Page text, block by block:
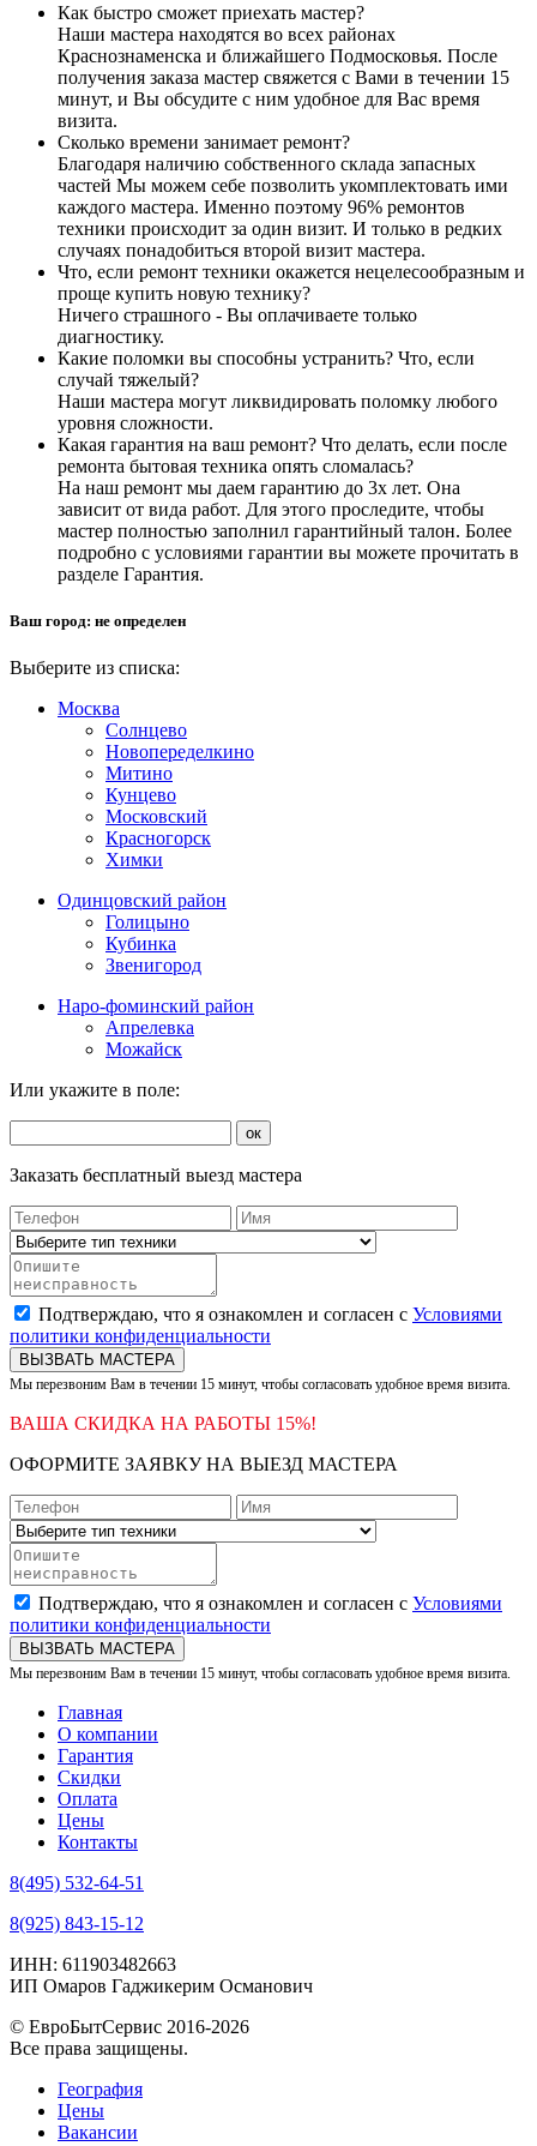
Как быстро сможет приехать мастер?
Наши мастера находятся во всех районах
Краснознаменска и ближайшего Подмосковья. После
получения заказа мастер свяжется с Вами в течении 15
минут, и Вы обсудите с ним удобное для Вас время
визита.
Сколько времени занимает ремонт?
Благодаря наличию собственного склада запасных
частей Мы можем себе позволить укомплектовать ими
каждого мастера. Именно поэтому 96% ремонтов
техники происходит за один визит. И только в редких
случаях понадобиться второй визит мастера.
Что, если ремонт техники окажется нецелесообразным и
проще купить новую технику?
Ничего страшного - Вы оплачиваете только
диагностику.
Какие поломки вы способны устранить? Что, если
случай тяжелый?
Наши мастера могут ликвидировать поломку любого
уровня сложности.
Какая гарантия на ваш ремонт? Что делать, если после
ремонта бытовая техника опять сломалась?
На наш ремонт мы даем гарантию до 3х лет. Она
зависит от вида работ. Для этого проследите, чтобы
мастер полностью заполнил гарантийный талон. Более
подробно с условиями гарантии вы можете прочитать в
разделе Гарантия.
Ваш город: не определен
Выберите из списка:
Москва
Солнцево
Новопеределкино
Митино
Кунцево
Московский
Красногорск
Химки
Одинцовский район
Голицыно
Кубинка
Звенигород
Наро-фоминский район
Апрелевка
Можайск
Или укажите в поле:
ок
Заказать бесплатный выезд мастера
Подтверждаю, что я ознакомлен и согласен с Условиями
политики конфиденциальности
ВЫЗВАТЬ МАСТЕРА
Мы перезвоним Вам в течении 15 минут, чтобы согласовать удобное время визита.
ВАША СКИДКА НА РАБОТЫ 15%!
ОФОРМИТЕ ЗАЯВКУ НА ВЫЕЗД МАСТЕРА
Подтверждаю, что я ознакомлен и согласен с Условиями
политики конфиденциальности
ВЫЗВАТЬ МАСТЕРА
Мы перезвоним Вам в течении 15 минут, чтобы согласовать удобное время визита.
Главная
О компании
Гарантия
Скидки
Оплата
Цены
Контакты
8(495) 532-64-51
8(925) 843-15-12
ИНН: 611903482663
ИП Омаров Гаджикерим Османович
© ЕвроБытСервис 2016-2026
Все права защищены.
География
Цены
Вакансии